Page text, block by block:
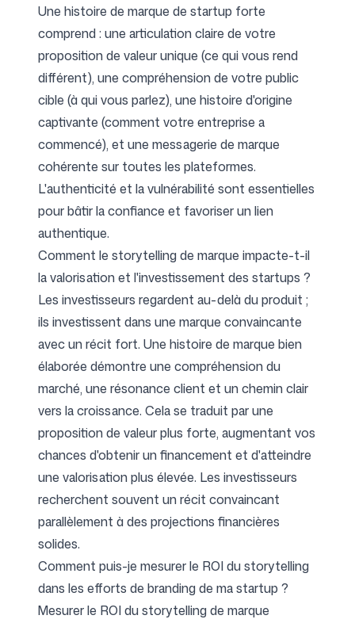
Une histoire de marque de startup forte
comprend : une articulation claire de votre
proposition de valeur unique (ce qui vous rend
différent), une compréhension de votre public
cible (à qui vous parlez), une histoire d'origine
captivante (comment votre entreprise a
commencé), et une messagerie de marque
cohérente sur toutes les plateformes.
L'authenticité et la vulnérabilité sont essentielles
pour bâtir la confiance et favoriser un lien
authentique.
Comment le storytelling de marque impacte-t-il
la valorisation et l'investissement des startups ?
Les investisseurs regardent au-delà du produit ;
ils investissent dans une marque convaincante
avec un récit fort. Une histoire de marque bien
élaborée démontre une compréhension du
marché, une résonance client et un chemin clair
vers la croissance. Cela se traduit par une
proposition de valeur plus forte, augmentant vos
chances d'obtenir un financement et d'atteindre
une valorisation plus élevée. Les investisseurs
recherchent souvent un récit convaincant
parallèlement à des projections financières
solides.
Comment puis-je mesurer le ROI du storytelling
dans les efforts de branding de ma startup ?
Mesurer le ROI du storytelling de marque